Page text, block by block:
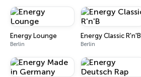
Energy Lounge
Berlin
Energy Classic R'n'B
Berlin